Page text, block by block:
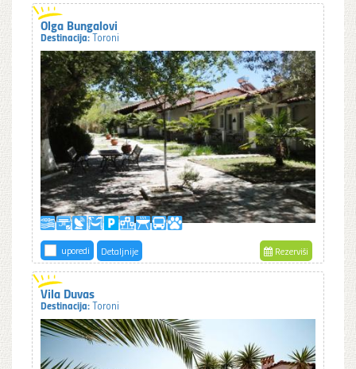
Olga Bungalovi
Destinacija:Toroni
uporedi Detaljnije Rezerviši
Vila Duvas
Destinacija:Toroni